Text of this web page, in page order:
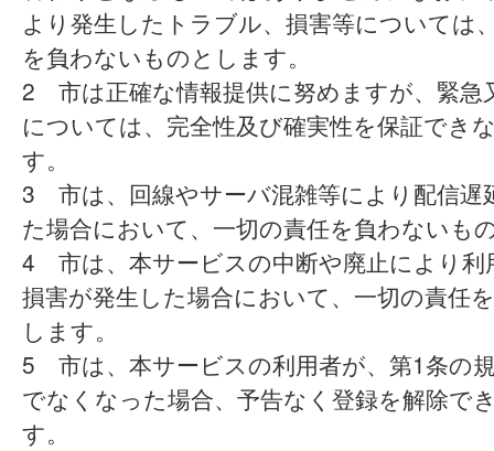
より発生したトラブル、損害等については
を負わないものとします。
2 市は正確な情報提供に努めますが、緊急
については、完全性及び確実性を保証でき
す。
3 市は、回線やサーバ混雑等により配信遅
た場合において、一切の責任を負わないも
4 市は、本サービスの中断や廃止により利
損害が発生した場合において、一切の責任
します。
5 市は、本サービスの利用者が、第1条の
でなくなった場合、予告なく登録を解除で
す。